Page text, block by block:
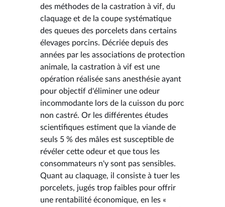
des méthodes de la castration à vif, du
claquage et de la coupe systématique
des queues des porcelets dans certains
élevages porcins. Décriée depuis des
années par les associations de protection
animale, la castration à vif est une
opération réalisée sans anesthésie ayant
pour objectif d'éliminer une odeur
incommodante lors de la cuisson du porc
non castré. Or les différentes études
scientifiques estiment que la viande de
seuls 5 % des mâles est susceptible de
révéler cette odeur et que tous les
consommateurs n'y sont pas sensibles.
Quant au claquage, il consiste à tuer les
porcelets, jugés trop faibles pour offrir
une rentabilité économique, en les «